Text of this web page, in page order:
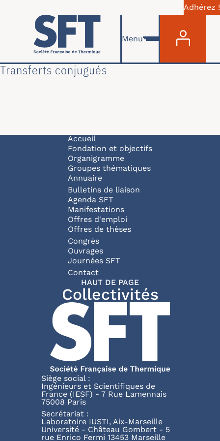
Aller au contenu principal
Adhérez !
Menu
Transferts conjugués
Navigation principale
Accueil
Fondation et objectifs
Organigramme
Groupes thématiques
Annuaire
Bulletins de liaison
Agenda SFT
Manifestations
Offres d'emploi
Offres de thèses
Congrès
Ouvrages
Journées SFT
Pied de page
Contact
HAUT DE PAGE
Collectivités
Siège social :
Ingénieurs et Scientifiques de
France (IESF) - 7 Rue Lamennais
75008 Paris
Secrétariat :
Laboratoire IUSTI, Aix-Marseille
Université - Château Gombert - 5
rue Enrico Fermi 13453 Marseille